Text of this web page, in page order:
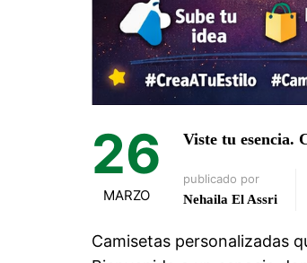
26
MARZO
Viste tu esencia.
publicado por
Nehaila El Assri
Camisetas personalizadas